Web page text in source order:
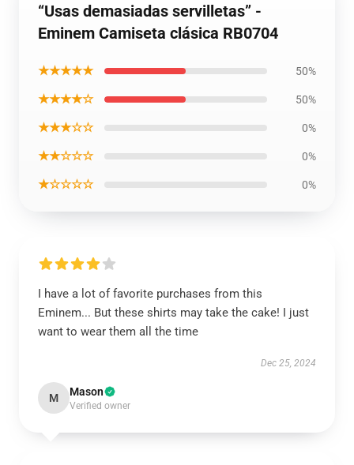
“Usas demasiadas servilletas” -
Eminem Camiseta clásica RB0704
★★★★★ 50%
★★★★☆ 50%
★★★☆☆ 0%
★★☆☆☆ 0%
★☆☆☆☆ 0%
I have a lot of favorite purchases from this
Eminem... But these shirts may take the cake! I just
want to wear them all the time
Dec 25, 2024
M Mason
Verified owner